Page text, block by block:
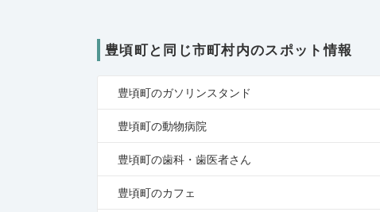
豊頃町と同じ市町村内のスポット情報
豊頃町のガソリンスタンド
豊頃町の動物病院
豊頃町の歯科・歯医者さん
豊頃町のカフェ